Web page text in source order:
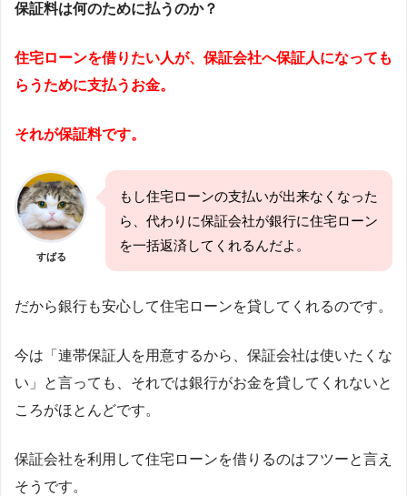
保証料は何のために払うのか？
住宅ローンを借りたい人が、保証会社へ保証人になっても
らうために支払うお金。
それが保証料です。
すばる
もし住宅ローンの支払いが出来なくなった
ら、代わりに保証会社が銀行に住宅ローン
を一括返済してくれるんだよ。
だから銀行も安心して住宅ローンを貸してくれるのです。
今は「連帯保証人を用意するから、保証会社は使いたくな
い」と言っても、それでは銀行がお金を貸してくれないと
ころがほとんどです。
保証会社を利用して住宅ローンを借りるのはフツーと言え
そうです。